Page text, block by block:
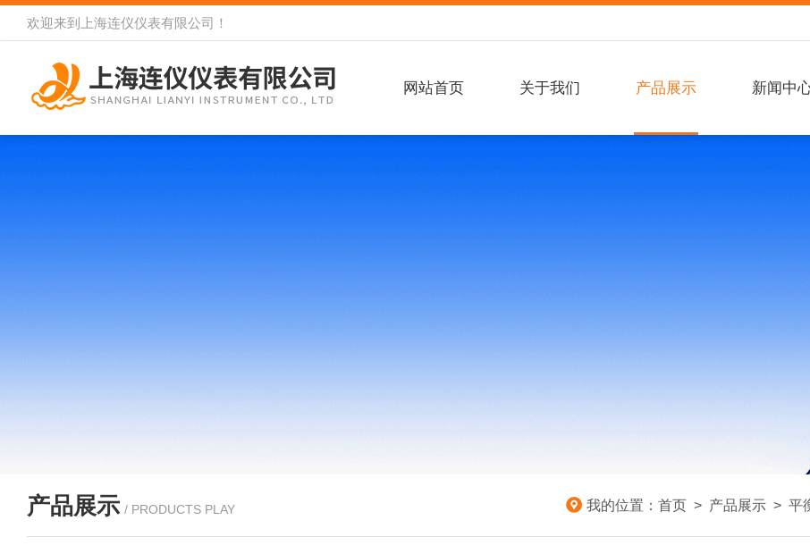
欢迎来到 上海连仪仪表有限公司 ！
网站首页 关于我们 产品展示 新闻中
产品展示 / PRODUCTS PLAY 我的位置： 首页 > 产品展示 > 平